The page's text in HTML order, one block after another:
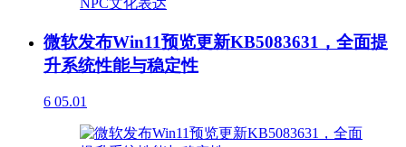
微软发布Win11预览更新KB5083631，全面提
升系统性能与稳定性
6 05.01